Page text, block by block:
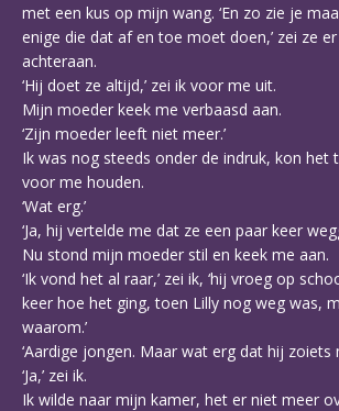
met een kus op mijn wang. ‘En zo zie je
enige die dat af en toe moet doen,’ zei ze
achteraan.
‘Hij doet ze altijd,’ zei ik voor me uit.
Mijn moeder keek me verbaasd aan.
‘Zijn moeder leeft niet meer.’
Ik was nog steeds onder de indruk, kon het
voor me houden.
‘Wat erg.’
‘Ja, hij vertelde me dat ze een paar keer
Nu stond mijn moeder stil en keek me aan.
‘Ik vond het al raar,’ zei ik, ‘hij vroeg op
keer hoe het ging, toen Lilly nog weg was,
waarom.’
‘Aardige jongen. Maar wat erg dat hij zoiets
‘Ja,’ zei ik.
Ik wilde naar mijn kamer, het er niet meer